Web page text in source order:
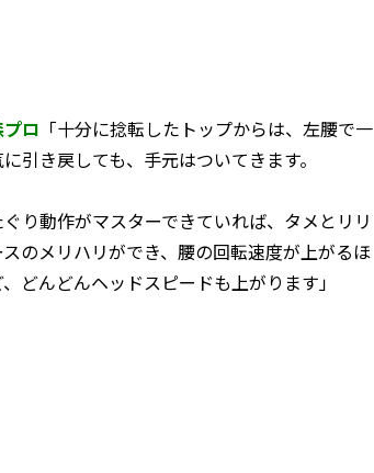
ロ 「十分に捻転したトップからは、左腰で一
引き戻しても、手元はついてきます。
ぐり動作がマスターできていれば、タメとリリ
スのメリハリができ、腰の回転速度が上がるほ
、どんどんヘッドスピードも上がります」